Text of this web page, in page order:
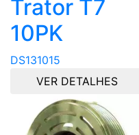
Trator T7
10PK
DS131015
VER DETALHES